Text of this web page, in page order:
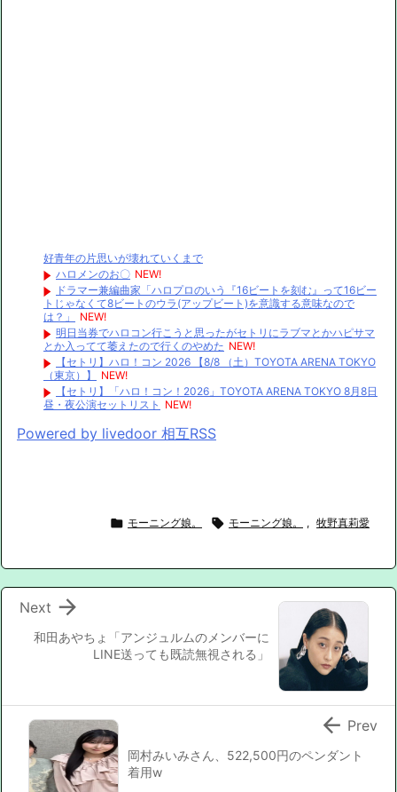
好青年の片思いが壊れていくまで
ハロメンのお〇 NEW!
ドラマー兼編曲家「ハロプロのいう『16ビートを刻む』って16ビー
トじゃなくて8ビートのウラ(アップビート)を意識する意味なので
は？」
NEW!
明日当券でハロコン行こうと思ったがセトリにラブマとかハピサマ
とか入ってて萎えたので行くのやめた NEW!
【セトリ】ハロ！コン 2026 【8/8 （土）TOYOTA ARENA TOKYO
（東京）】
NEW!
【セトリ】「ハロ！コン！2026」TOYOTA ARENA TOKYO 8月8日
昼・夜公演セットリスト NEW!
Powered by livedoor 相互RSS
 モーニング娘。  モーニング娘。 , 牧野真莉愛
和田あやちょ「アンジュルムのメンバーに
LINE送っても既読無視される」

Next
岡村みいみさん、522,500円のペンダント
着用w
 Prev